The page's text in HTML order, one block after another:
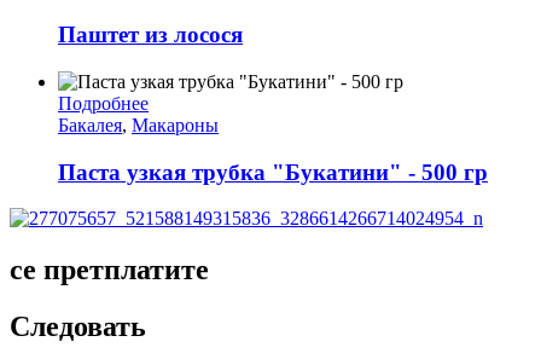
Паштет из лосося
Подробнее
Бакалея, Макароны
Паста узкая трубка "Букатини" - 500 гр
се претплатите
Следовать